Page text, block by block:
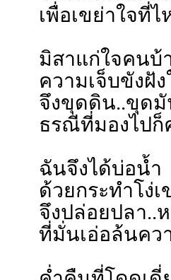
เพื่อเขย่าใจที่
มิสาแก่ใจคนบ้
ความเจ็บขังฝั
จึงขุดดิน..ขุดมั
ธรณีที่มองไปก็
ฉันจึงได้บ่อน้ำ
ด้วยกระทำโง่
จึงปล่อยปลา..
ที่มั่นเอ่อล้นคว